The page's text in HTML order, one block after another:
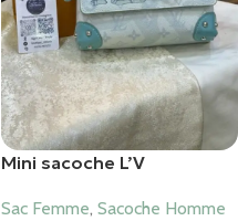
Mini sacoche L’V
Sac Femme, Sacoche Homme